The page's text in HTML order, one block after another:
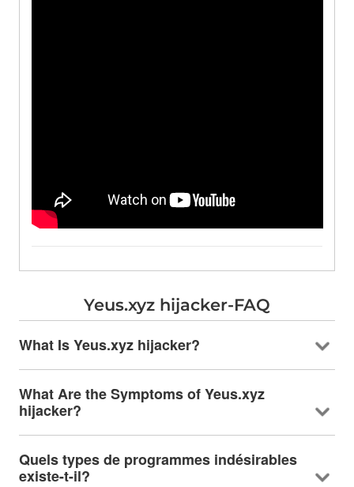
Yeus.xyz hijacker-FAQ
What Is Yeus.xyz hijacker?
What Are the Symptoms of Yeus.xyz
hijacker?
Quels types de programmes indésirables
existe-t-il?